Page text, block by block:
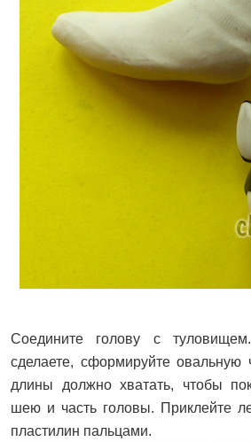
Соедините голову с
сделаете, сформируйте
длины должно хватать, чтобы
шею и часть головы. Приклейте
пластилин пальцами.